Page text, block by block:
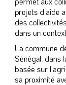
projets d’aide
des
dans un
La commune
Sénégal, dans
basée sur
sa proximité